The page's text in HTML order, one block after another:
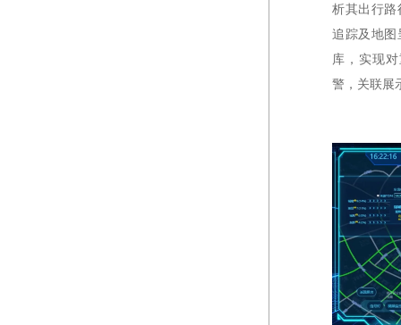
析其出行路
追踪及地图
库，实现
警，关联展